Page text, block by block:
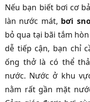
Nếu bạn biết bơi cơ
làn nước mát, bơi
bỏ qua tại bãi tắm
dễ tiếp cận, bạn chỉ
ống thở là có thể
nước. Nước ở khu
nằm rất gần mặt